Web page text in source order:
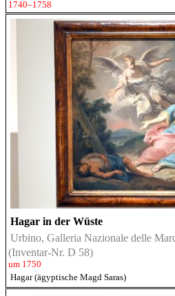
1740–1758
Hagar in der Wüste
Urbino, Galleria Nazionale delle
(Inventar-Nr. D 58)
um 1750
Hagar (ägyptische Magd Saras)